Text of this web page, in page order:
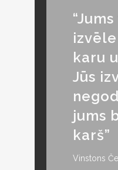
karu
Jūs
jums
karš”
Vinstons